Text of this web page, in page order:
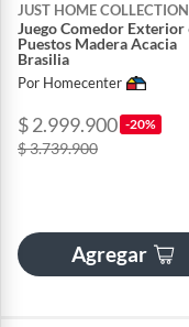
JUST HOME COLLECTION
Juego Comedor Exterior
Puestos Madera Acacia
Brasilia
Por Homecenter
$ 2.999.900 -20%
$ 3.739.900
Agregar